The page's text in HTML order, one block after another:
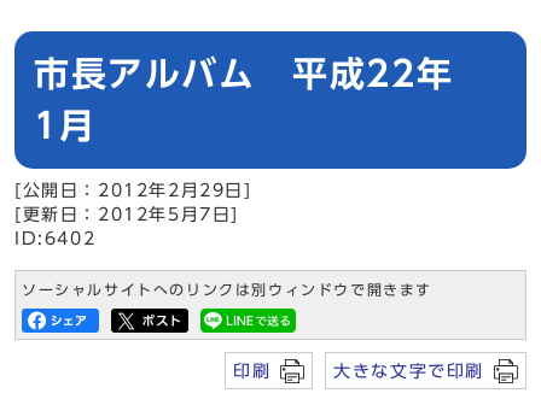
市長アルバム 平成22年
1月
[公開日：2012年2月29日]
[更新日：2012年5月7日]
ID:6402
ソーシャルサイトへのリンクは別ウィンドウで開きます
印刷 大きな文字で印刷